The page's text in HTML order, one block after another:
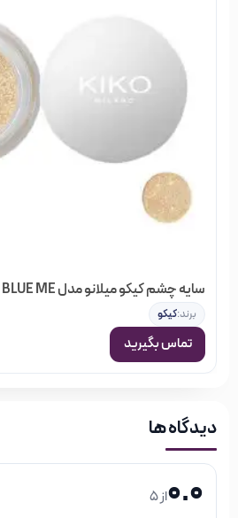
سایه چشم کیکو میلانو مدل BLUE ME شماره 02
برند:کیکو
تماس بگیرید
دیدگاه ها
0.0از 5